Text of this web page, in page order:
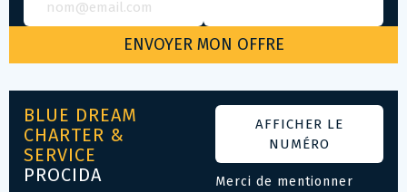
BLUE DREAM
CHARTER &
SERVICE
PROCIDA
AFFICHER LE
NUMÉRO
Merci de mentionner